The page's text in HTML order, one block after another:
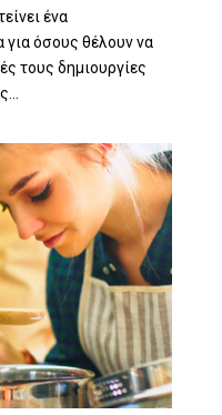
ένα
όσους θέλουν να
τους δημιουργίες